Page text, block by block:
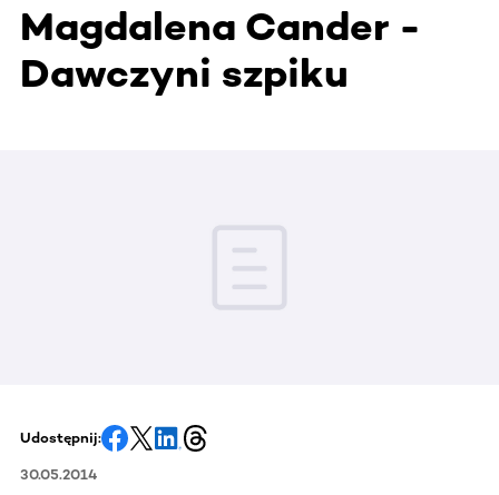
Magdalena Cander -
Dawczyni szpiku
Udostępnij:
30.05.2014